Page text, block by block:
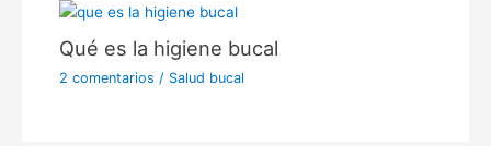
Qué es la higiene bucal
2 comentarios / Salud bucal